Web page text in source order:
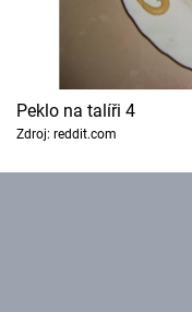
Peklo na talíři 4
Zdroj: reddit.com